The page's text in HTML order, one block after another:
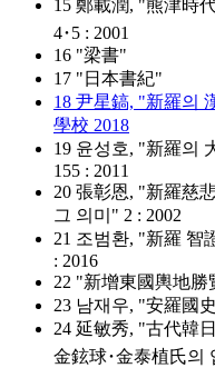
15 鄭載潤, "熊津時
4･5 : 2001
16 "梁書"
17 "日本書紀"
18 尹星鎬, "新羅의
學校 2018
19 윤성호, "新羅의
155 : 2011
20 張彰恩, "新羅慈
그 의미" 2 : 2002
21 조범환, "新羅 智
: 2016
22 "新增東國輿地勝
23 남재우, "安羅國
24 延敏秀, "古代韓
⾦鉉球･⾦泰植⽒의